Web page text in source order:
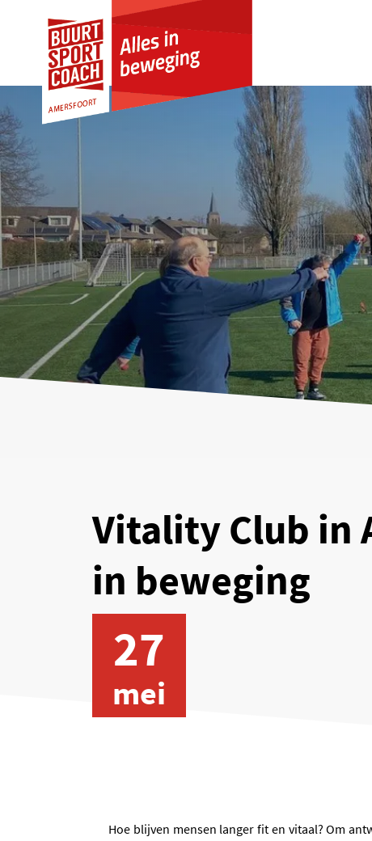
Vitality Club in
in beweging
27
mei
Hoe blijven mensen langer fit en vitaal?Om